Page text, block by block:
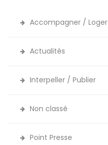
Accompagner / Loger
Actualités
Interpeller / Publier
Non classé
Point Presse